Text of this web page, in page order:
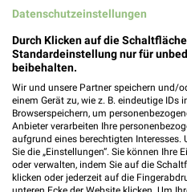
470,69 km
OBI Idar-Oberstein
55743 Idar-
Heute 08:00 -
520,67 km •
Datenschutzeinstellungen
Durch Klicken auf die
Standardeinstellung nur für
beibehalten.
Wir und unsere Partner speichern und/
einem Gerät zu, wie z. B. eindeutige IDs
Browserspeichern, um
Anbieter verarbeiten Ihre
aufgrund eines berechtigten Interesses.
Sie die „Einstellungen“. Sie können Ihre
oder verwalten, indem Sie auf die
klicken oder jederzeit auf die